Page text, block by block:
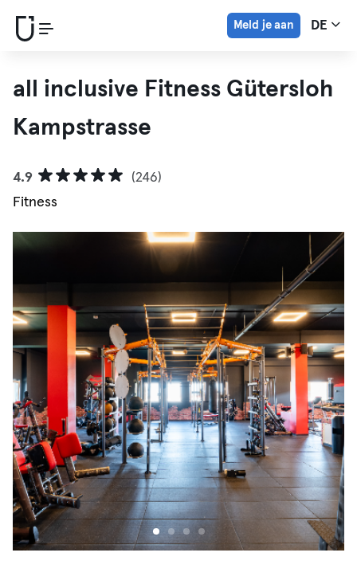
Meld je aan DE
all inclusive Fitness Gütersloh
Kampstrasse
4.9
(246)
Fitness